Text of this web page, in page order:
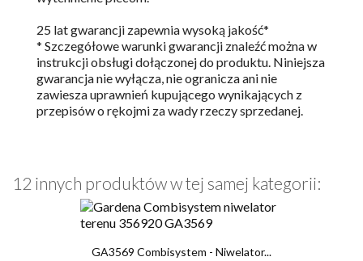
25 lat gwarancji zapewnia wysoką jakość*
* Szczegółowe warunki gwarancji znaleźć można w
instrukcji obsługi dołączonej do produktu. Niniejsza
gwarancja nie wyłącza, nie ogranicza ani nie
zawiesza uprawnień kupującego wynikających z
przepisów o rękojmi za wady rzeczy sprzedanej.
12 innych produktów w tej samej kategorii:
GA3569 Combisystem - Niwelator...